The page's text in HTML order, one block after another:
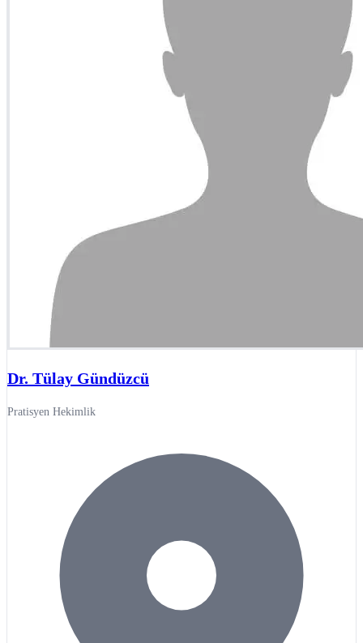
Dr. Tülay Gündüzcü
Pratisyen Hekimlik